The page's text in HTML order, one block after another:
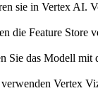
sie in Vertex AI.
die Feature Store
das Modell mit
Vertex